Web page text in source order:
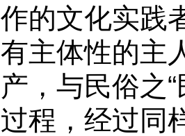
作的文化实践
有主体性的主
产，与民俗之
过程，经过同